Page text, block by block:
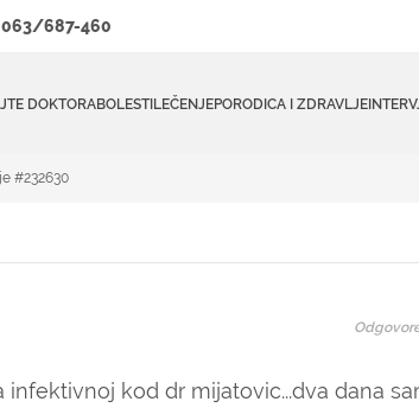
063/687-460
DOKTORABOLESTILEČENJEPORODICA I ZDRAVLJE
#232630
infektivnoj kod dr mijatovic...dva dana